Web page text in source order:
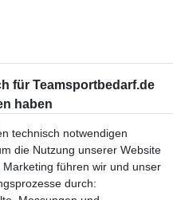
technisch notwendigen
die Nutzung unserer Website
führen wir und unser
durch: